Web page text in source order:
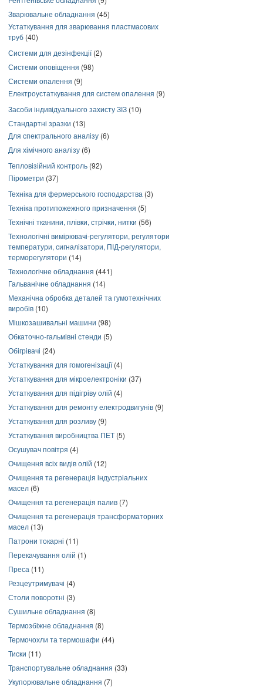
Зварювальне обладнання (45)
Устаткування для зварювання пластмасових
труб (40)
Системи для дезінфекції(2)
Системи оповіщення (98)
Системи опалення (9)
Електроустаткування для систем опалення (9)
Засоби індивідуального захисту ЗІЗ (10)
Стандартні зразки (13)
Для спектрального аналізу (6)
Для хімічного аналізу (6)
Тепловізійний контроль (92)
Пірометри (37)
Техніка для фермерського господарства (3)
Техніка протипожежного призначення (5)
Технічні тканини, плівки, стрічки, нитки (56)
Технологічні вимірювачі-регулятори, регулятори
температури, сигналізатори, ПІД-регулятори,
терморегулятори (14)
Технологічне обладнання (441)
Гальванічне обладнання (14)
Механічна обробка деталей та гумотехнічних
виробів (10)
Мішкозашивальні машини (98)
Обкаточно-гальмівні стенди (5)
Обігрівачі (24)
Устаткування для гомогенізації(4)
Устаткування для мікроелектроніки (37)
Устаткування для підігріву олій (4)
Устаткування для ремонту електродвигунів (9)
Устаткування для розливу (9)
Устаткування виробництва ПЕТ (5)
Осушувач повітря (4)
Очищення всіх видів олій (12)
Очищення та регенерація індустріальних
масел (6)
Очищення та регенерація палив (7)
Очищення та регенерація трансформаторних
масел (13)
Патрони токарні (11)
Перекачування олій (1)
Преса (11)
Резцеутримувачі (4)
Столи поворотні (3)
Сушильне обладнання (8)
Термозбіжне обладнання (8)
Термочохли та термошафи (44)
Тиски (11)
Транспортувальне обладнання (33)
Укупорювальне обладнання (7)